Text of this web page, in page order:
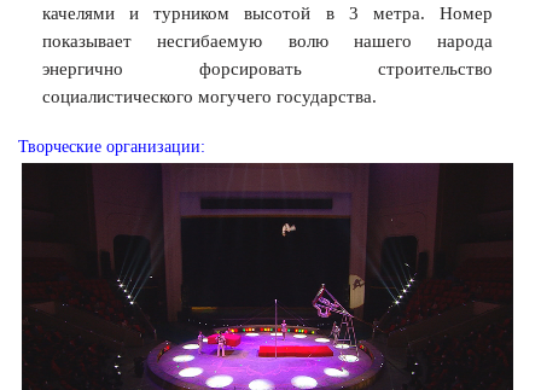
качелями и турником высотой в 3 метра. Номер
показывает несгибаемую волю нашего народа
энергично форсировать строительство
социалистического могучего государства.
Творческие организации: